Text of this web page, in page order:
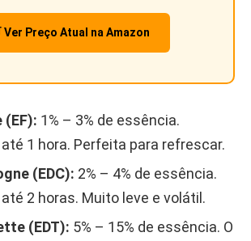
Ver Preço Atual na Amazon
(EF): 1% – 3% de essência.
1 hora. Perfeita para refrescar.
(EDC): 2% – 4% de essência.
2 horas. Muito leve e volátil.
(EDT): 5% – 15% de essência. O